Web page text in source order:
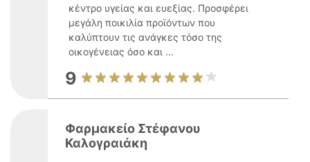
κέντρο υγείας και ευεξίας. Προσφέρει
μεγάλη ποικιλία προϊόντων που
καλύπτουν τις ανάγκες τόσο της
οικογένειας όσο και ...
9
Φαρμακείο Στέφανου
Καλογραιάκη